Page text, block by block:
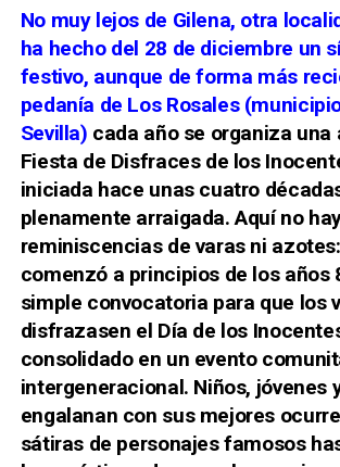
No muy lejos de Gilena, otra
ha hecho del 28 de diciembre un
festivo, aunque de forma más
pedanía de Los Rosales
Sevilla) cada año se organiza una
Fiesta de Disfraces de los
iniciada hace unas cuatro
plenamente arraigada. Aquí no
reminiscencias de varas ni
comenzó a principios de los años
simple convocatoria para que los
disfrazasen el Día de los
consolidado en un evento
intergeneracional. Niños, jóvenes
engalanan con sus mejores
sátiras de personajes famosos